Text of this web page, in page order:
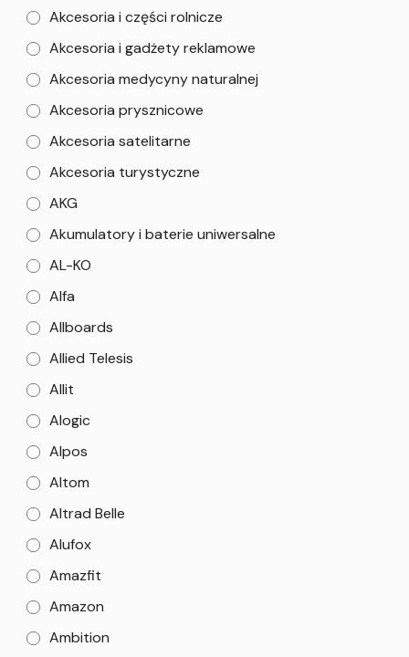
Akcesoria i części rolnicze
Akcesoria i gadżety reklamowe
Akcesoria medycyny naturalnej
Akcesoria prysznicowe
Akcesoria satelitarne
Akcesoria turystyczne
AKG
Akumulatory i baterie uniwersalne
AL-KO
Alfa
Allboards
Allied Telesis
Allit
Alogic
Alpos
Altom
Altrad Belle
Alufox
Amazfit
Amazon
Ambition